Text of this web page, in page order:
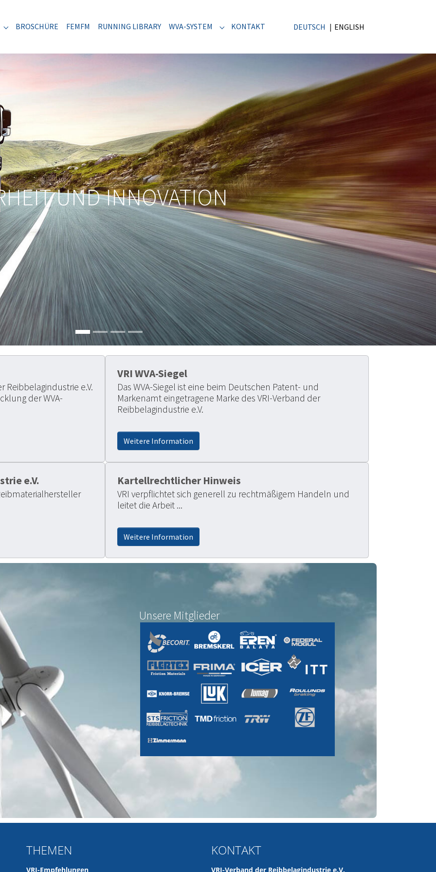
Submenu for "VRI"
BROSCHÜRE FEMFM RUNNING LIBRARY WVA-SYSTEM Submenu for "WVA-System"
KONTAKT DEUTSCH ENGLISH
UND INNOVATION
Reibbelagindustrie e.V.
der WVA-
VRI WVA-Siegel
Das WVA-Siegel ist eine beim Deutschen Patent- und
Markenamt eingetragene Marke des VRI-Verband der
Reibbelagindustrie e.V.
Weitere Information
e.V. Kartellrechtlicher Hinweis
VRI verpflichtet sich generell zu rechtmäßigem Handeln und
leitet die Arbeit ...
Weitere Information
Unsere Mitglieder
THEMEN
VRI-Empfehlungen
KONTAKT
VRI-Verband der Reibbelagindustrie e.V.